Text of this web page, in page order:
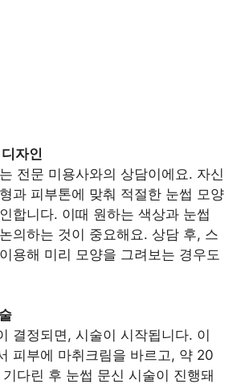
자인
전문 미용사와의 상담이에요. 자신
과 피부톤에 맞춰 적절한 눈썹 모양
합니다. 이때 원하는 색상과 눈썹
의하는 것이 중요해요. 상담 후, 스
용해 미리 모양을 그려보는 경우도
결정되면, 시술이 시작됩니다. 이
피부에 마취크림을 바르고, 약 20
다린 후 눈썹 문신 시술이 진행돼